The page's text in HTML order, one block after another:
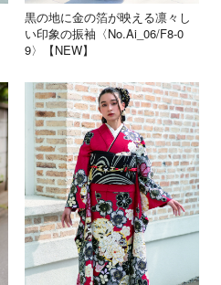
黒の地に金の箔が映える凛々し
い印象の振袖〈No.Ai_06/F8-0
9〉【NEW】